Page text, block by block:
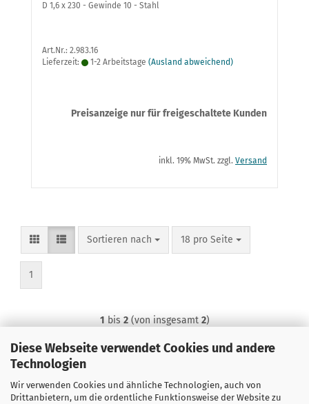
Diese Webseite verwendet Cookies und andere
Technologien
Wir verwenden Cookies und ähnliche Technologien, auch von
Drittanbietern, um die ordentliche Funktionsweise der Website zu
D 1,6 x 230 - Gewinde 10 - Stahl
Art.Nr.: 2.983.16
Lieferzeit:
1-2 Arbeitstage (Ausland abweichend)
Preisanzeige nur für freigeschaltete Kunden
inkl. 19% MwSt. zzgl. Versand
Sortieren nach
Sortieren nach 18 pro Seite
pro Seite
1
1 bis 2(von insgesamt 2)